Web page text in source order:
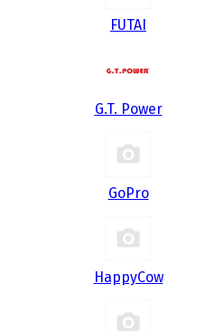
FUTAI
G.T. Power
GoPro
HappyCow